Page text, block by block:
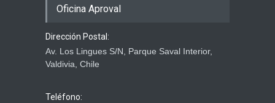
Oficina Aproval
Dirección Postal:
Av. Los Lingues S/N, Parque Saval Interior,
Valdivia, Chile
Teléfono: